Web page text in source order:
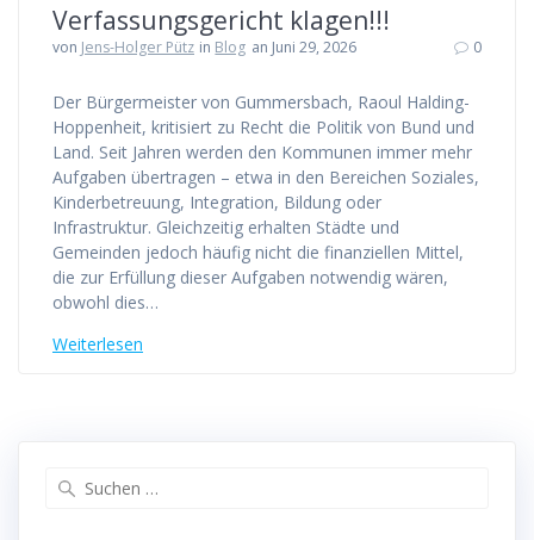
Verfassungsgericht klagen!!!
von Jens-Holger Pütz in Blog an Juni 29, 2026 0
Der Bürgermeister von Gummersbach, Raoul Halding-
Hoppenheit, kritisiert zu Recht die Politik von Bund und
Land. Seit Jahren werden den Kommunen immer mehr
Aufgaben übertragen – etwa in den Bereichen Soziales,
Kinderbetreuung, Integration, Bildung oder
Infrastruktur. Gleichzeitig erhalten Städte und
Gemeinden jedoch häufig nicht die finanziellen Mittel,
die zur Erfüllung dieser Aufgaben notwendig wären,
obwohl dies…
Weiterlesen